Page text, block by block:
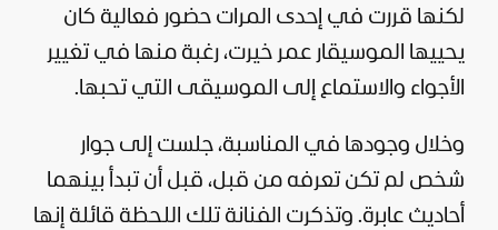
لكنها قررت في إحدى المرات حضور فعالية كان
يحييها الموسيقار عمر خيرت، رغبة منها في تغيير
الأجواء والاستماع إلى الموسيقى التي تحبها.
وخلال وجودها في المناسبة، جلست إلى جوار
شخص لم تكن تعرفه من قبل، قبل أن تبدأ بينهما
أحاديث عابرة. وتذكرت الفنانة تلك اللحظة قائلة إنها